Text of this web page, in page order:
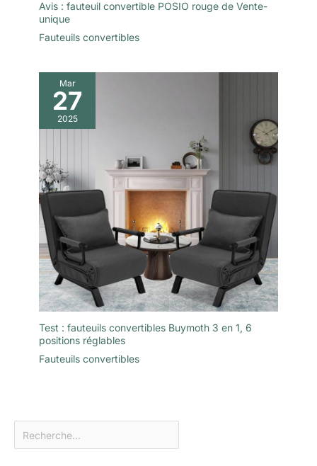
Avis : fauteuil convertible POSIO rouge de Vente-
unique
Fauteuils convertibles
Mar
27
2025
Test : fauteuils convertibles Buymoth 3 en 1, 6
positions réglables
Fauteuils convertibles